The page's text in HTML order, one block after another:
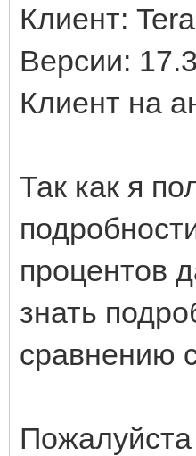
Клиент:
Версии:
Клиент на
Так как я
процентов
знать
сравнению
Пожалуйста